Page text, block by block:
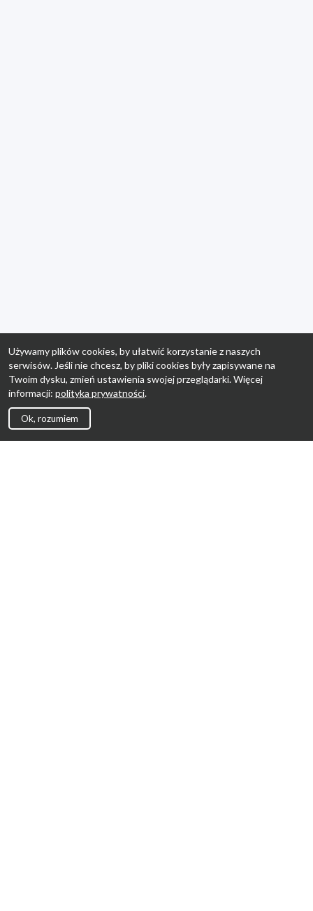
Używamy plików cookies, by ułatwić korzystanie z naszych
serwisów. Jeśli nie chcesz, by pliki cookies były zapisywane na
Twoim dysku, zmień ustawienia swojej przeglądarki. Więcej
informacji: polityka prywatności.
Ok, rozumiem